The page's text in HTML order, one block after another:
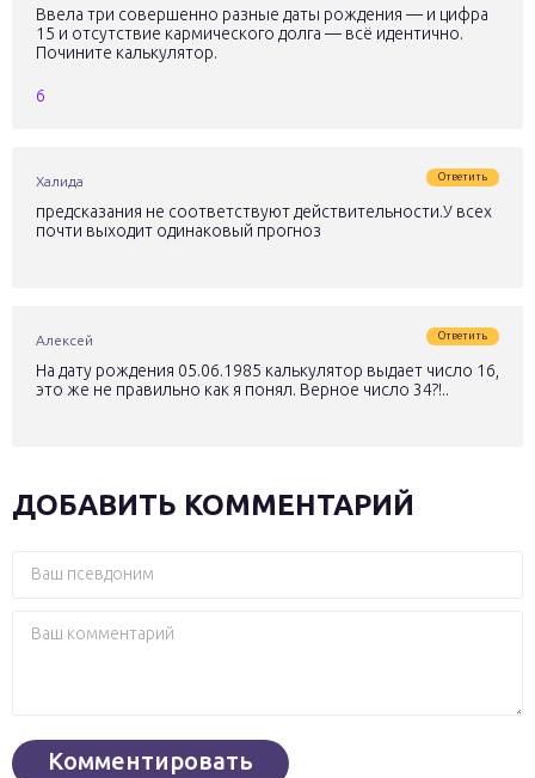
Ввела три совершенно разные даты рождения — и цифра
15 и отсутствие кармического долга — всё идентично.
Почините калькулятор.
6
Халида Ответить
предсказания не соответствуют действительности.У всех
почти выходит одинаковый прогноз
Алексей Ответить
На дату рождения 05.06.1985 калькулятор выдает число 16,
это же не правильно как я понял. Верное число 34?!..
ДОБАВИТЬ КОММЕНТАРИЙ